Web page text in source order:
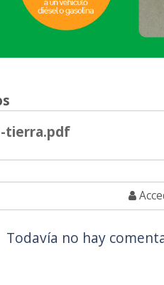
tierra.pdf
Todavía no hay